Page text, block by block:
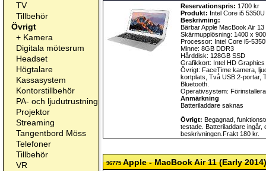
TV
Tillbehör
Övrigt
+ Kamera
Digitala mötesrum
Headset
Högtalare
Kassasystem
Kontorstillbehör
PA- och ljudutrustning
Projektor
Streaming
Tangentbord Möss
Telefoner
Tillbehör
VR
Reservationspris: 1700 kr
Produkt: Intel Core i5
Beskrivning:
Bärbar Apple MacBook Air
Skärmupplösning: 1400 x 900
Processor: Intel Core i5-
Minne: 8GB DDR3
Hårddisk: 128GB SSD
Grafikkort: Intel HD Graphics
Övrigt: FaceTime kamera,
kortplats, Två USB 2-portar,
Bluetooth.
Operativsystem:
Anmärkning
Batteriladdare saknas
Övrigt: Begagnad,
testade. Batteriladdare ingår,
beskrivningen.Frakt 180 kr.
96775Apple - MacBook Air 11 (Early 2014)